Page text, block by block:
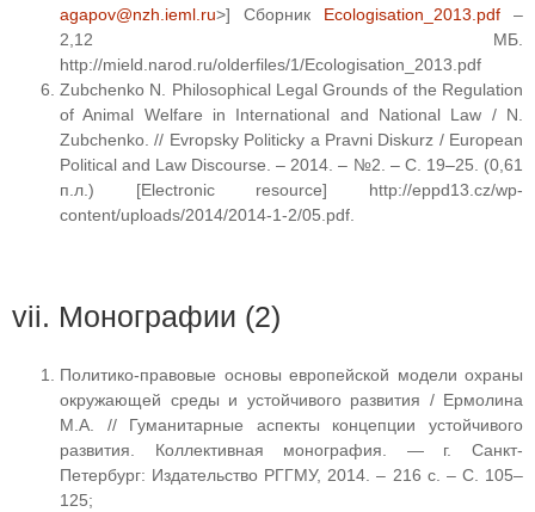
agapov@nzh.ieml.ru>] Сборник Ecologisation_2013.pdf –
2,12 МБ.
http://mield.narod.ru/olderfiles/1/Ecologisation_2013.pdf
Zubchenko N. Philosophical Legal Grounds of the Regulation
of Animal Welfare in International and National Law / N.
Zubchenko. // Evropsky Politicky a Pravni Diskurz / European
Political and Law Discourse. – 2014. – №2. – С. 19–25. (0,61
п.л.) [Electronic resource] http://eppd13.cz/wp-
content/uploads/2014/2014-1-2/05.pdf.
vii. Монографии (2)
Политико-правовые основы европейской модели охраны
окружающей среды и устойчивого развития / Ермолина
М.А. // Гуманитарные аспекты концепции устойчивого
развития. Коллективная монография. — г. Санкт-
Петербург: Издательство РГГМУ, 2014. – 216 с. – С. 105–
125;